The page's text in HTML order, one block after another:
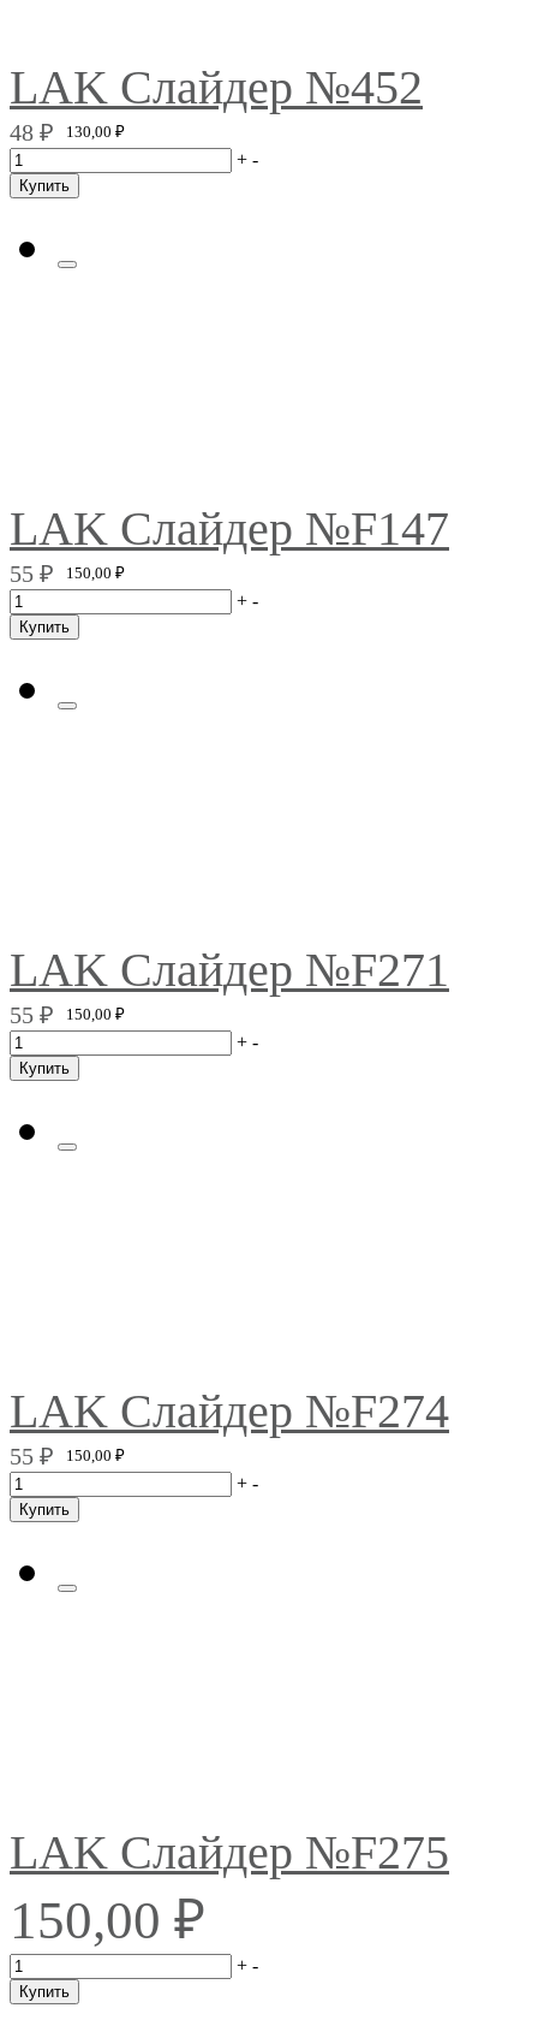
LAK Слайдер №452
48 ₽ 130,00 ₽
+ -
Купить
LAK Слайдер №F147
55 ₽ 150,00 ₽
+ -
Купить
LAK Слайдер №F271
55 ₽ 150,00 ₽
+ -
Купить
LAK Слайдер №F274
55 ₽ 150,00 ₽
+ -
Купить
LAK Слайдер №F275
150,00 ₽
+ -
Купить